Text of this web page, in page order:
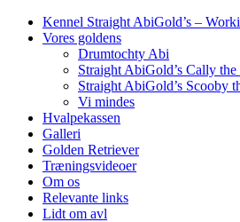
Kennel Straight AbiGold’s –
Vores goldens
Drumtochty Abi
Straight AbiGold’s Cally
Straight AbiGold’s Scooby
Vi mindes
Hvalpekassen
Galleri
Golden Retriever
Træningsvideoer
Om os
Relevante links
Lidt om avl